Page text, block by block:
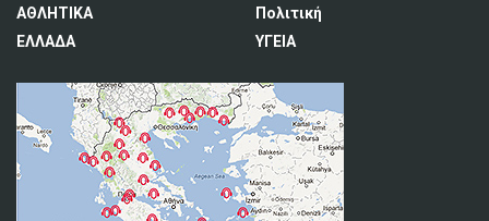
ΑΘΛΗΤΙΚΑ
ΕΛΛΑΔΑ
Πολιτική
ΥΓΕΙΑ